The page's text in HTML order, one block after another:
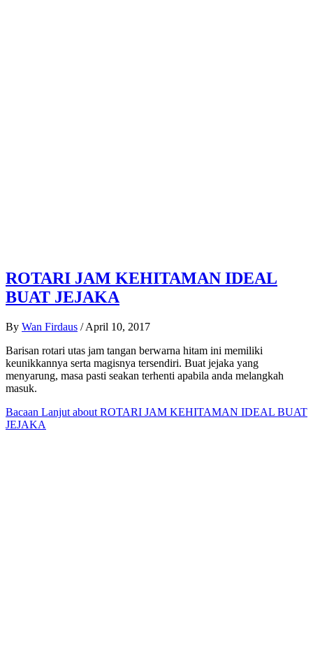
ROTARI JAM KEHITAMAN IDEAL
BUAT JEJAKA
By Wan Firdaus / April 10, 2017
Barisan rotari utas jam tangan berwarna hitam ini memiliki
keunikkannya serta magisnya tersendiri. Buat jejaka yang
menyarung, masa pasti seakan terhenti apabila anda melangkah
masuk.
Bacaan Lanjut about ROTARI JAM KEHITAMAN IDEAL BUAT
JEJAKA